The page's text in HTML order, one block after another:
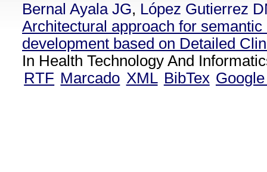
Bernal Ayala JG, López Gutierrez
Architectural approach for
development based on Detailed
In Health Technology And
RTF Marcado XML BibTex